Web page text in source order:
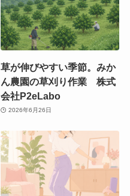
草が伸びやすい季節。みか
ん農園の草刈り作業 株式
会社P2eLabo
2026年6月26日